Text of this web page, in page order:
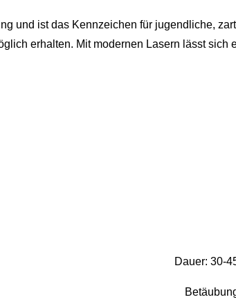
und ist das Kennzeichen für jugendliche,
erhalten. Mit modernen Lasern lässt sich
Dauer: 30-